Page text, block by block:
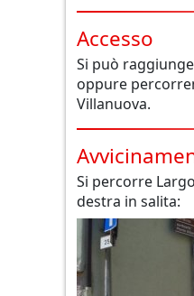
Accesso
Si può
oppure
Villanuova.
Si percorre
destra in salita: